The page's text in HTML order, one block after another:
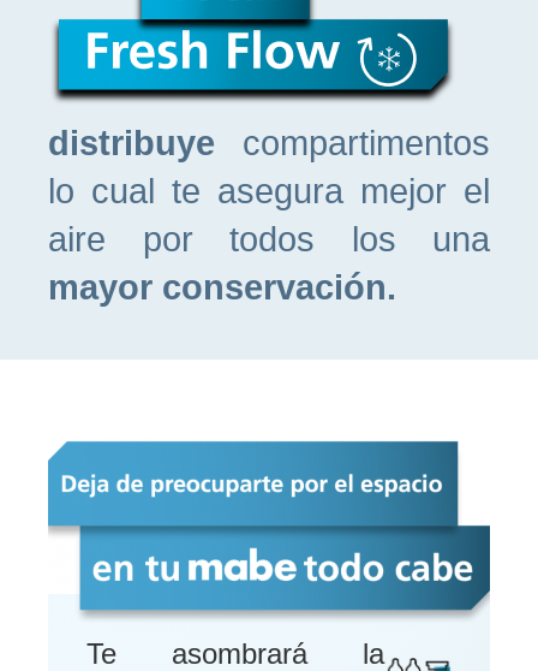
distribuye compartimentos
lo cual te asegura mejor el
aire por todos los una
mayor conservación.
Te asombrará la